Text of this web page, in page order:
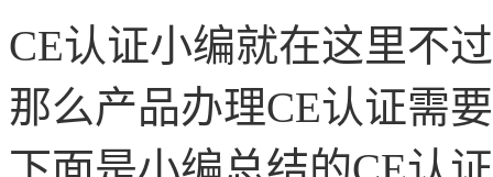
CE认证小编就在这里不
那么产品办理CE认证需